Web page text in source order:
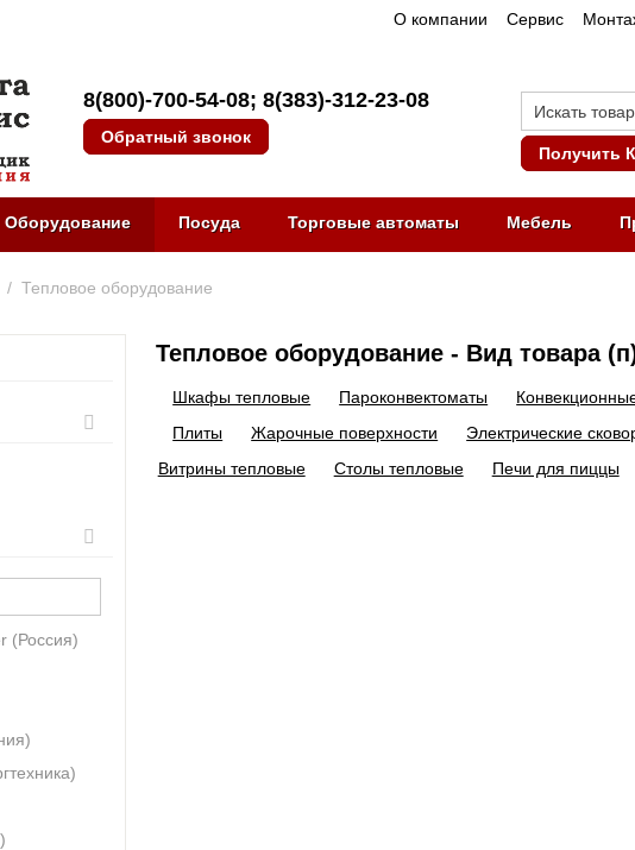
О компании Сервис
8(800)-700-54-08; 8(383)-312-23-08
Обратный звонок
Получить
Оборудование Посуда Торговые автоматы Мебель
/ Тепловое оборудование
(Россия)
Тепловое оборудование - Вид товара
Шкафы тепловые Пароконвектоматы
Плиты
Жарочные поверхности Электрические
Витрины тепловые
Столы тепловые Печи для пиццы